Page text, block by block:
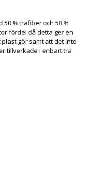
% träfiber och 50 %
fördel då detta ger en
gör samt att det inte
tillverkade i enbart trä